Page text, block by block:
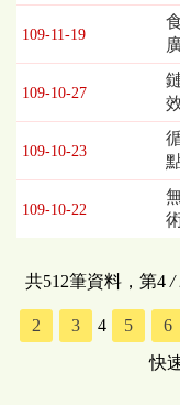
109-11-19
109-10-27
109-10-23
109-10-22
共512筆資料，第4/
2 3 4 5 6
快